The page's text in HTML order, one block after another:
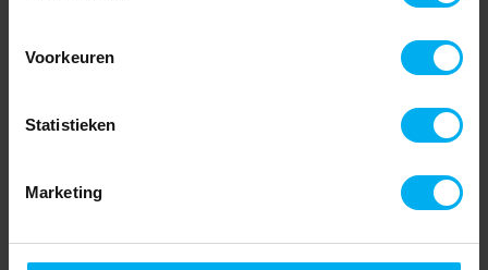
Voorkeuren
Statistieken
Marketing